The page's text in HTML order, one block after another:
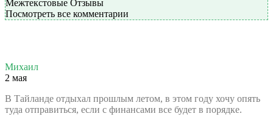
Межтекстовые Отзывы
Посмотреть все комментарии
Михаил
2 мая
В Тайланде отдыхал прошлым летом, в этом году хочу опять
туда отправиться, если с финансами все будет в порядке.